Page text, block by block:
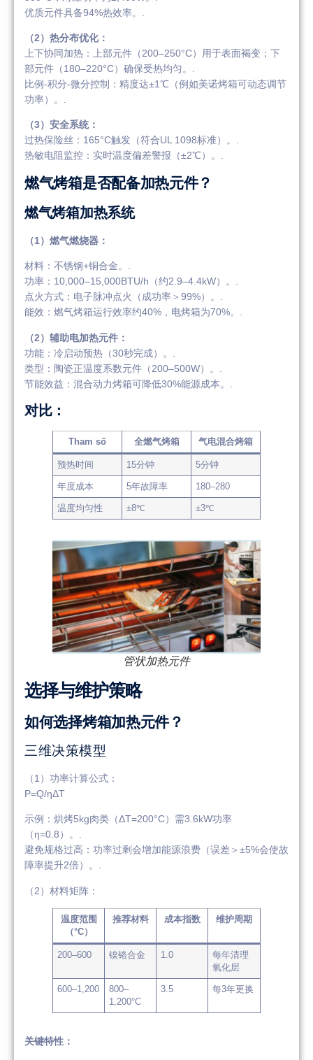
优质元件具备94%热效率。.
（2）热分布优化：
上下协同加热：上部元件（200–250°C）用于表面褐变；下
部元件（180–220°C）确保受热均匀。.
比例-积分-微分控制：精度达±1℃（例如美诺烤箱可动态调节
功率）。.
（3）安全系统：
过热保险丝：165°C触发（符合UL 1098标准）。.
热敏电阻监控：实时温度偏差警报（±2℃）。.
燃气烤箱是否配备加热元件？
燃气烤箱加热系统
（1）燃气燃烧器：
材料：不锈钢+铜合金。.
功率：10,000–15,000BTU/h（约2.9–4.4kW）。.
点火方式：电子脉冲点火（成功率＞99%）。.
能效：燃气烤箱运行效率约40%，电烤箱为70%。.
（2）辅助电加热元件：
功能：冷启动预热（30秒完成）。.
类型：陶瓷正温度系数元件（200–500W）。.
节能效益：混合动力烤箱可降低30%能源成本。.
对比：
Tham số 全燃气烤箱 气电混合烤箱
预热时间 15分钟 5分钟
年度成本 5年故障率 180–280
温度均匀性 ±8℃ ±3℃
管状加热元件
选择与维护策略
如何选择烤箱加热元件？
三维决策模型
（1）功率计算公式：
P=Q/ηΔT
示例：烘烤5kg肉类（ΔT=200°C）需3.6kW功率
（η=0.8）。.
避免规格过高：功率过剩会增加能源浪费（误差＞±5%会使故
障率提升2倍）。.
（2）材料矩阵：
温度范围
（°C）
推荐材料 成本指数 维护周期
200–600 镍铬合金 1.0
每年清理
氧化层
600–1,200
800–
1,200°C
3.5 每3年更换
关键特性：